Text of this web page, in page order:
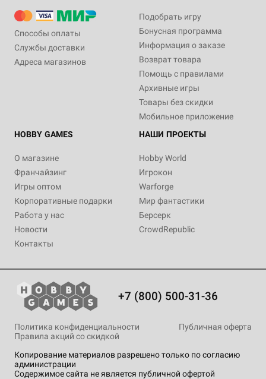
Способы оплаты
Службы доставки
Адреса магазинов
Подобрать игру
Бонусная программа
Информация о заказе
Возврат товара
Помощь с правилами
Архивные игры
Товары без скидки
Мобильное приложение
HOBBY GAMES
О магазине
Франчайзинг
Игры оптом
Корпоративные подарки
Работа у нас
Новости
Контакты
НАШИ ПРОЕКТЫ
Hobby World
Игрокон
Warforge
Мир фантастики
Берсерк
CrowdRepublic
+7 (800) 500-31-36
Копирование материалов разрешено только по согласию
администрации
Содержимое сайта не является публичной офертой
Политика конфиденциальности
Публичная оферта
Правила акций со скидкой